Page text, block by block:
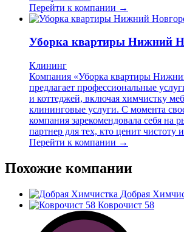
Перейти к компании →
Уборка квартиры Нижний
Клининг
Компания «Уборка квартиры
предлагает профессиональные
и коттеджей, включая химчистку
клининговые услуги. С момента
компания зарекомендовала себя на
партнер для тех, кто ценит чистоту
Перейти к компании →
Похожие компании
Добрая
Коврочист 58